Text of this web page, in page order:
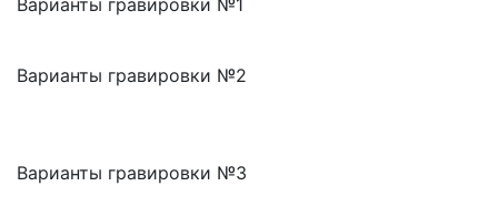
Варианты гравировки №2
Варианты гравировки №3